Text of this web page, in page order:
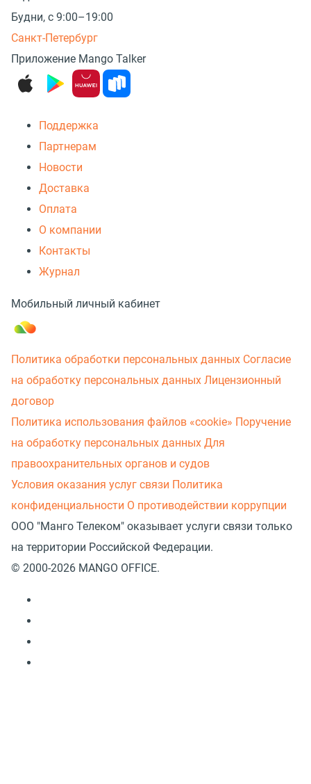
Будни, с 9:00–19:00
Санкт-Петербург
Приложение Mango Talker
Поддержка
Партнерам
Новости
Доставка
Оплата
О компании
Контакты
Журнал
Мобильный личный кабинет
Политика обработки персональных данных Согласие
на обработку персональных данных Лицензионный
договор
Политика использования файлов «cookie» Поручение
на обработку персональных данных Для
правоохранительных органов и судов
Условия оказания услуг связи Политика
конфиденциальности О противодействии коррупции
ООО "Манго Телеком" оказывает услуги связи только
на территории Российской Федерации.
© 2000-2026 MANGO OFFICE.